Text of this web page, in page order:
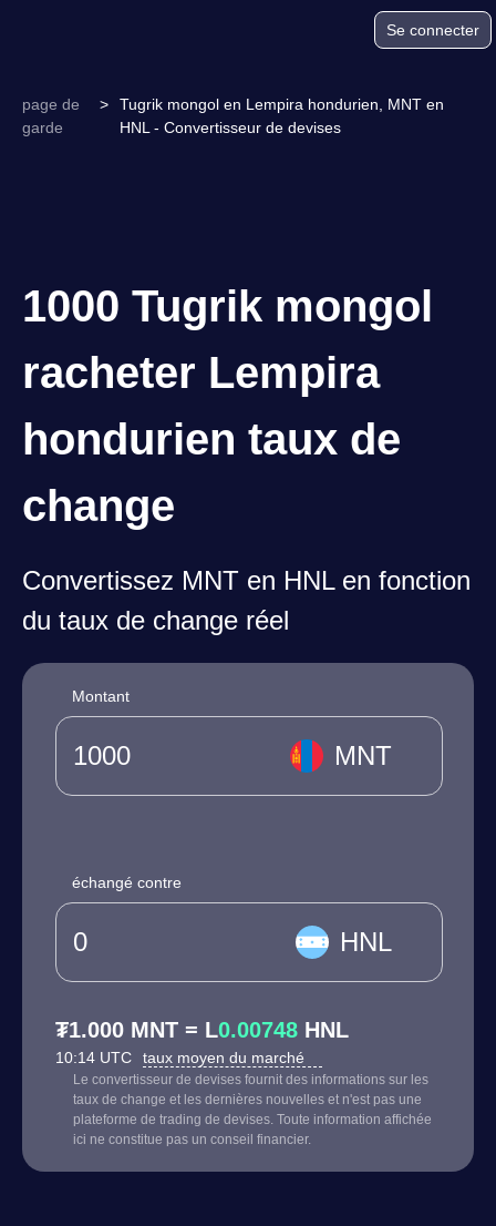
Se connecter
page de
garde
>
Tugrik mongol en Lempira hondurien, MNT en
HNL - Convertisseur de devises
1000 Tugrik mongol
racheter Lempira
hondurien taux de
change
Convertissez MNT en HNL en fonction
du taux de change réel
Montant
MNT
échangé contre
HNL
₮1.000 MNT = L0.00748 HNL
10:14 UTC taux moyen du marché
Le convertisseur de devises fournit des informations sur les
taux de change et les dernières nouvelles et n'est pas une
plateforme de trading de devises. Toute information affichée
ici ne constitue pas un conseil financier.